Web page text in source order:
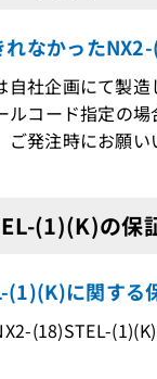
れなかった
社企画にて製
コード指定の場
発注時にお願
(1)(K)の保
(1)(K)に関する
(18)STEL-